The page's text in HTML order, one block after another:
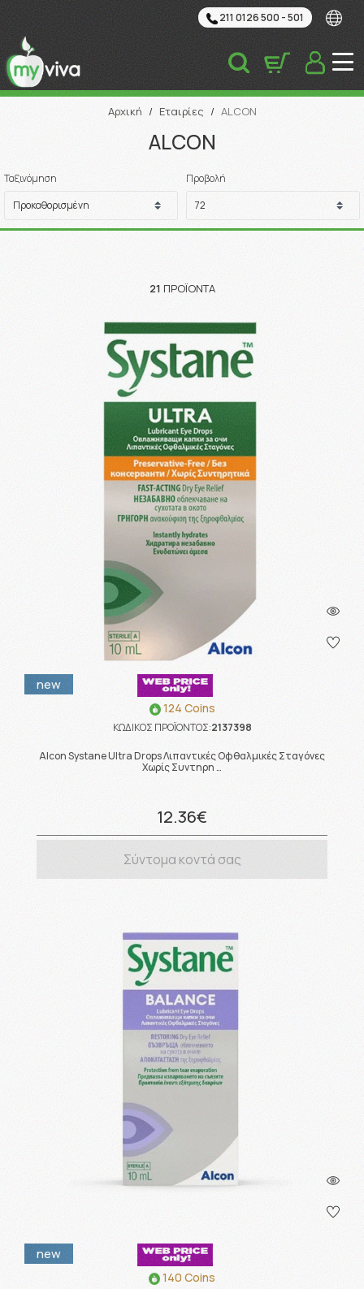
211 0126 500 - 501
Αναζήτηση
Αρχική / Εταιρίες / ALCON
ALCON
Ταξινόμηση Προβολή
21 ΠΡΟΪΌΝΤΑ
new
124 Coins
ΚΩΔΙΚΟΣ ΠΡΟΪΟΝΤΟΣ:2137398
Alcon Systane Ultra Drops Λιπαντικές Οφθαλμικές Σταγόνες
Χωρίς Συντηρη …
12.36€
Σύντομα κοντά σας
new
140 Coins